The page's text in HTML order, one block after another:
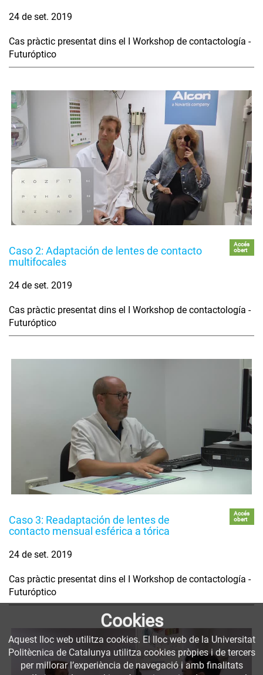
24 de set. 2019
Cas pràctic presentat dins el I Workshop de contactología -
Futuróptico
Caso 2: Adaptación de lentes de contacto
multifocales
Accés
obert
24 de set. 2019
Cas pràctic presentat dins el I Workshop de contactología -
Futuróptico
Caso 3: Readaptación de lentes de
contacto mensual esférica a tórica
Accés
obert
24 de set. 2019
Cas pràctic presentat dins el I Workshop de contactología -
Futuróptico
Cookies
Aquest lloc web utilitza cookies. El lloc web de la Universitat
Politècnica de Catalunya utilitza cookies pròpies i de tercers
per millorar l’experiència de navegació i amb finalitats